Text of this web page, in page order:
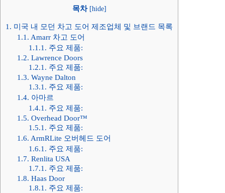
목차 [hide]
1. 미국 내 모던 차고 도어 제조업체 및 브랜드 목록
1.1. Amarr 차고 도어
1.1.1. 주요 제품:
1.2. Lawrence Doors
1.2.1. 주요 제품:
1.3. Wayne Dalton
1.3.1. 주요 제품:
1.4. 아마르
1.4.1. 주요 제품:
1.5. Overhead Door™
1.5.1. 주요 제품:
1.6. ArmRLite 오버헤드 도어
1.6.1. 주요 제품:
1.7. Renlita USA
1.7.1. 주요 제품:
1.8. Haas Door
1.8.1. 주요 제품: